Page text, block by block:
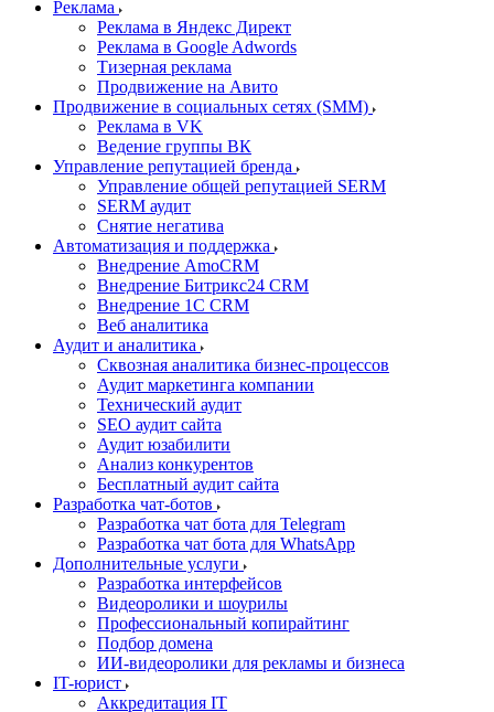
Реклама
Реклама в Яндекс Директ
Реклама в Google Adwords
Тизерная реклама
Продвижение на Авито
Продвижение в социальных сетях (SMM)
Реклама в VK
Ведение группы ВК
Управление репутацией бренда
Управление общей репутацией SERM
SERM аудит
Снятие негатива
Автоматизация и поддержка
Внедрение AmoCRM
Внедрение Битрикс24 CRM
Внедрение 1C CRM
Веб аналитика
Аудит и аналитика
Сквозная аналитика бизнес-процессов
Аудит маркетинга компании
Технический аудит
SEO аудит сайта
Аудит юзабилити
Анализ конкурентов
Бесплатный аудит сайта
Разработка чат-ботов
Разработка чат бота для Telegram
Разработка чат бота для WhatsApp
Дополнительные услуги
Разработка интерфейсов
Видеоролики и шоурилы
Профессиональный копирайтинг
Подбор домена
ИИ-видеоролики для рекламы и бизнеса
IT-юрист
Аккредитация IT